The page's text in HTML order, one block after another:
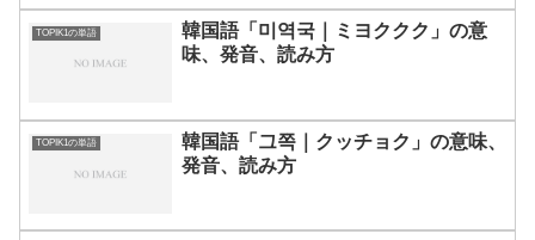
TOPIK1の単語
韓国語「미역국｜ミヨククク」の意
味、発音、読み方
TOPIK1の単語
韓国語「그쪽｜クッチョク」の意味、
発音、読み方